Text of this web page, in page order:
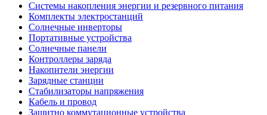
Системы накопления энергии и резервного питания
Комплекты электростанций
Солнечные инверторы
Портативные устройства
Солнечные панели
Контроллеры заряда
Накопители энергии
Зарядные станции
Стабилизаторы напряжения
Кабель и провод
Защитно коммутационные устройства